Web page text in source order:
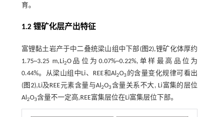
育。
1.2 锂矿化层产出特征
富锂黏土岩产于中二叠统梁山组中下部(图2),锂矿化体厚约
1.75~3.25 m,Li2O品位为0.07%~0.22%,单样最高品位为
0.44%。从梁山组中Li、REE和Al2O3 的含量变化规律可看出
(图2),Li及REE元素含量与Al2O3含量关系不大, Li富集的层位
Al2O3含量不一定高,REE富集层位在Li富集层位下部。